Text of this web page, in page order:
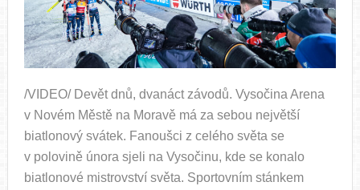
/VIDEO/ Devět dnů, dvanáct závodů. Vysočina Arena
v Novém Městě na Moravě má za sebou největší
biatlonový svátek. Fanoušci z celého světa se
v polovině února sjeli na Vysočinu, kde se konalo
biatlonové mistrovství světa. Sportovním stánkem